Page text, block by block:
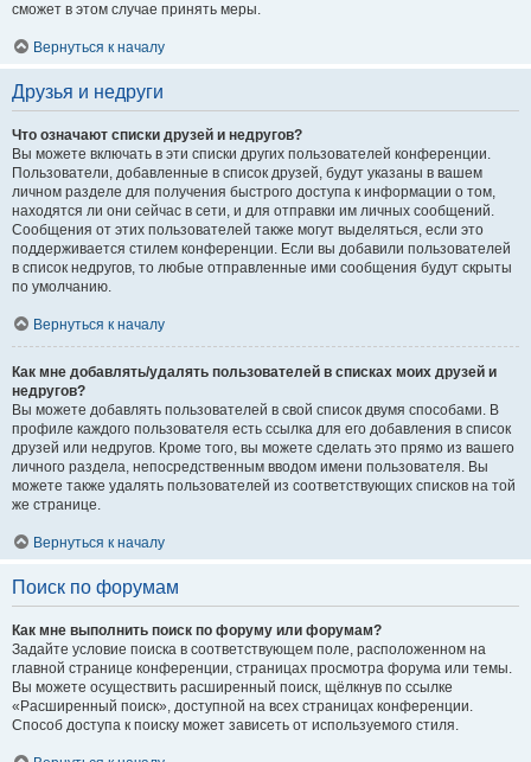
сможет в этом случае принять меры.
Вернуться к началу
Друзья и недруги
Что означают списки друзей и недругов?
Вы можете включать в эти списки других пользователей конференции.
Пользователи, добавленные в список друзей, будут указаны в вашем
личном разделе для получения быстрого доступа к информации о том,
находятся ли они сейчас в сети, и для отправки им личных сообщений.
Сообщения от этих пользователей также могут выделяться, если это
поддерживается стилем конференции. Если вы добавили пользователей
в список недругов, то любые отправленные ими сообщения будут скрыты
по умолчанию.
Вернуться к началу
Как мне добавлять/удалять пользователей в списках моих друзей и
недругов?
Вы можете добавлять пользователей в свой список двумя способами. В
профиле каждого пользователя есть ссылка для его добавления в список
друзей или недругов. Кроме того, вы можете сделать это прямо из вашего
личного раздела, непосредственным вводом имени пользователя. Вы
можете также удалять пользователей из соответствующих списков на той
же странице.
Вернуться к началу
Поиск по форумам
Как мне выполнить поиск по форуму или форумам?
Задайте условие поиска в соответствующем поле, расположенном на
главной странице конференции, страницах просмотра форума или темы.
Вы можете осуществить расширенный поиск, щёлкнув по ссылке
«Расширенный поиск», доступной на всех страницах конференции.
Способ доступа к поиску может зависеть от используемого стиля.